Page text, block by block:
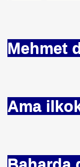
Mehmet
Ama